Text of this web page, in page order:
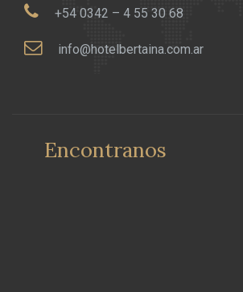
+54 0342 – 4 55 30 68
info@hotelbertaina.com.ar
Encontranos